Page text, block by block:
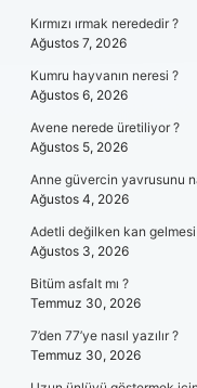
Kırmızı ırmak nerededir ?
Ağustos 7, 2026
Kumru hayvanın neresi ?
Ağustos 6, 2026
Avene nerede üretiliyor ?
Ağustos 5, 2026
Anne güvercin yavrusunu
Ağustos 4, 2026
Adetli değilken kan
Ağustos 3, 2026
Bitüm asfalt mı ?
Temmuz 30, 2026
7’den 77’ye nasıl yazılır ?
Temmuz 30, 2026